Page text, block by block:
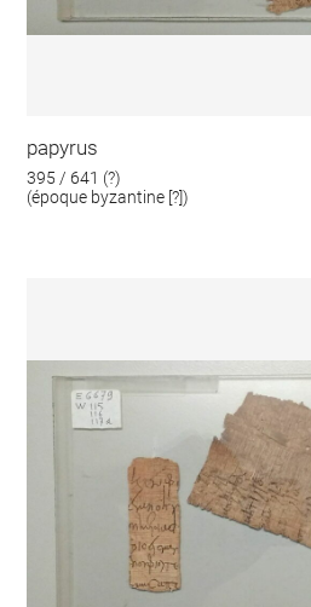
papyrus
395 / 641 (?)
(époque byzantine [?])